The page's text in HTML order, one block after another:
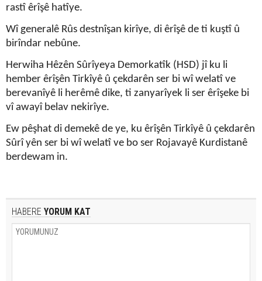
rastî êrîşê hatîye.
Wî generalê Rûs destnîşan kirîye, di êrîşê de ti kuştî û
birîndar nebûne.
Herwiha Hêzên Sûrîyeya Demorkatîk (HSD) jî ku li
hember êrîşên Tirkîyê û çekdarên ser bi wî welatî ve
berevanîyê li herêmê dike, ti zanyarîyek li ser êrîşeke bi
vî awayî belav nekirîye.
Ew pêşhat di demekê de ye, ku êrîşên Tirkîyê û çekdarên
Sûrî yên ser bi wî welatî ve bo ser Rojavayê Kurdistanê
berdewam in.
HABERE YORUM KAT